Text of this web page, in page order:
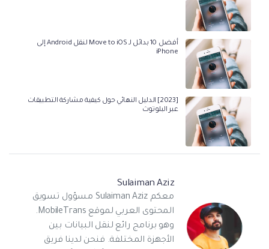
أفضل 10 بدائل لـ Move to iOS لنقل Android إلى
iPhone
[2023] الدليل النهائي حول كيفية مشاركة التطبيقات
عبر البلوتوث
Sulaiman Aziz
معكم Sulaiman Aziz مسؤول تسويق
المحتوى العربي لموقع MobileTrans.
وهو برنامج رائع لنقل البيانات بين
الأجهزة المختلفة. فنحن لدينا فريق